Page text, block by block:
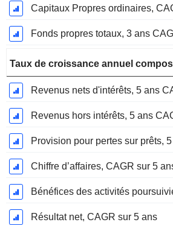
Capitaux Propres ordinaires,
Fonds propres totaux, 3 ans
Taux de croissance annuel
Revenus nets d'intérêts, 5 ans
Revenus hors intérêts, 5 ans
Provision pour pertes sur prêts,
Chiffre d’affaires, CAGR sur 5
Résultat net, CAGR sur 5 ans